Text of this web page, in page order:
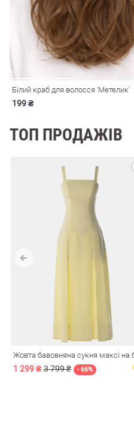
Косметика
Білий краб для волосся 'Метелик'
199 ₴
ТОП ПРОДАЖІВ
1 299 ₴ 3 799 ₴ - 66%